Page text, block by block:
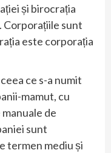
și birocrația
Corporațiile sunt
este corporația
ce s-a numit
mamut, cu
de
sunt
termen mediu și